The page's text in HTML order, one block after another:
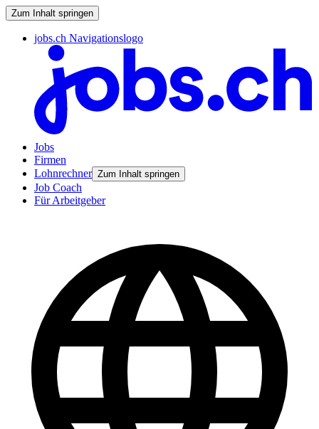
Zum Inhalt springen
jobs.ch Navigationslogo
Jobs
Firmen
Lohnrechner Zum Inhalt springen
Job Coach
Für Arbeitgeber